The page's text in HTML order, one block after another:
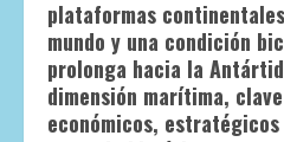
plataformas
mundo y una condición
prolonga hacia la
dimensión marítima,
económicos,